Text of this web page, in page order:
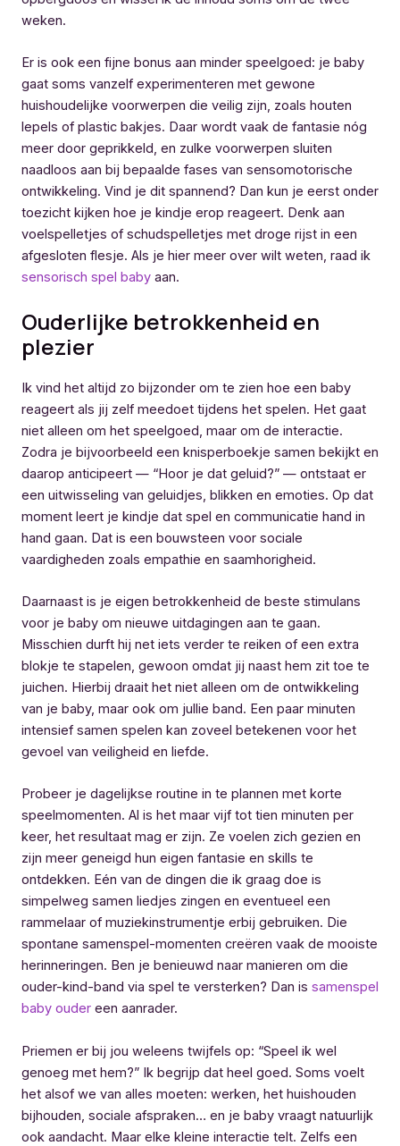
weken.
Er is ook een fijne bonus aan minder speelgoed: je baby
gaat soms vanzelf experimenteren met gewone
huishoudelijke voorwerpen die veilig zijn, zoals houten
lepels of plastic bakjes. Daar wordt vaak de fantasie nóg
meer door geprikkeld, en zulke voorwerpen sluiten
naadloos aan bij bepaalde fases van sensomotorische
ontwikkeling. Vind je dit spannend? Dan kun je eerst onder
toezicht kijken hoe je kindje erop reageert. Denk aan
voelspelletjes of schudspelletjes met droge rijst in een
afgesloten flesje. Als je hier meer over wilt weten, raad ik
sensorisch spel baby aan.
Ouderlijke betrokkenheid en
plezier
Ik vind het altijd zo bijzonder om te zien hoe een baby
reageert als jij zelf meedoet tijdens het spelen. Het gaat
niet alleen om het speelgoed, maar om de interactie.
Zodra je bijvoorbeeld een knisperboekje samen bekijkt en
daarop anticipeert — “Hoor je dat geluid?” — ontstaat er
een uitwisseling van geluidjes, blikken en emoties. Op dat
moment leert je kindje dat spel en communicatie hand in
hand gaan. Dat is een bouwsteen voor sociale
vaardigheden zoals empathie en saamhorigheid.
Daarnaast is je eigen betrokkenheid de beste stimulans
voor je baby om nieuwe uitdagingen aan te gaan.
Misschien durft hij net iets verder te reiken of een extra
blokje te stapelen, gewoon omdat jij naast hem zit toe te
juichen. Hierbij draait het niet alleen om de ontwikkeling
van je baby, maar ook om jullie band. Een paar minuten
intensief samen spelen kan zoveel betekenen voor het
gevoel van veiligheid en liefde.
Probeer je dagelijkse routine in te plannen met korte
speelmomenten. Al is het maar vijf tot tien minuten per
keer, het resultaat mag er zijn. Ze voelen zich gezien en
zijn meer geneigd hun eigen fantasie en skills te
ontdekken. Eén van de dingen die ik graag doe is
simpelweg samen liedjes zingen en eventueel een
rammelaar of muziekinstrumentje erbij gebruiken. Die
spontane samenspel-momenten creëren vaak de mooiste
herinneringen. Ben je benieuwd naar manieren om die
ouder-kind-band via spel te versterken? Dan is samenspel
baby ouder een aanrader.
Priemen er bij jou weleens twijfels op: “Speel ik wel
genoeg met hem?” Ik begrijp dat heel goed. Soms voelt
het alsof we van alles moeten: werken, het huishouden
bijhouden, sociale afspraken… en je baby vraagt natuurlijk
ook aandacht. Maar elke kleine interactie telt. Zelfs een